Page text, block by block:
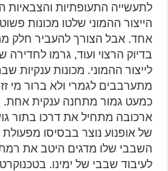
לתעשייה התעופתיות והצבאיות
הייצור ההמוני שלטו מכונות
אחד. אבל הצורך להעביר חלק
בדיוק הרצוי ועוד, גרמו לחדירה
לייצור ההמוני. מכונות ענקיות
מתערבבים לגמרי ולא ברור מי
כמעט גמור מתחנה ענקית אחת.
ארכובה מתחיל את דרכו בתור
של אופנוע נוצר בבסיסו מפעולת
השבבי שלו מדגים היטב את
לעיבוד שבבי של ימינו.